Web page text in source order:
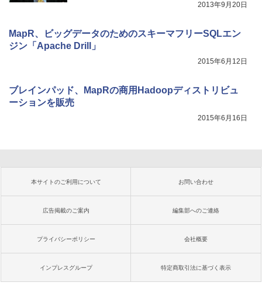
2013年9月20日
MapR、ビッグデータのためのスキーマフリーSQLエン
ジン「Apache Drill」
2015年6月12日
ブレインパッド、MapRの商用Hadoopディストリビュ
ーションを販売
2015年6月16日
本サイトのご利用について お問い合わせ
広告掲載のご案内 編集部へのご連絡
プライバシーポリシー 会社概要
インプレスグループ 特定商取引法に基づく表示